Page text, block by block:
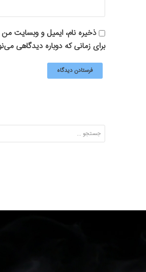
ذخیره نام، ایمیل و وبسایت من
برای زمانی که دوباره دیدگاهی